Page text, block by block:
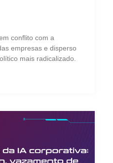
conflito com a
empresas e disperso
mais radicalizado.